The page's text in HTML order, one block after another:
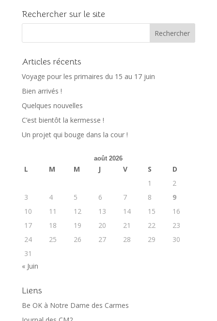
Rechercher sur le site
Articles récents
Voyage pour les primaires du 15 au 17 juin
Bien arrivés !
Quelques nouvelles
C’est bientôt la kermesse !
Un projet qui bouge dans la cour !
août 2026
L M M J V S
D
1
2
3
4 5 6 7 8
9
10
11 12 13 14 15
16
17
18 19 20 21 22
23
24
25 26 27 28 29
30
31
« Juin
Liens
Be OK à Notre Dame des Carmes